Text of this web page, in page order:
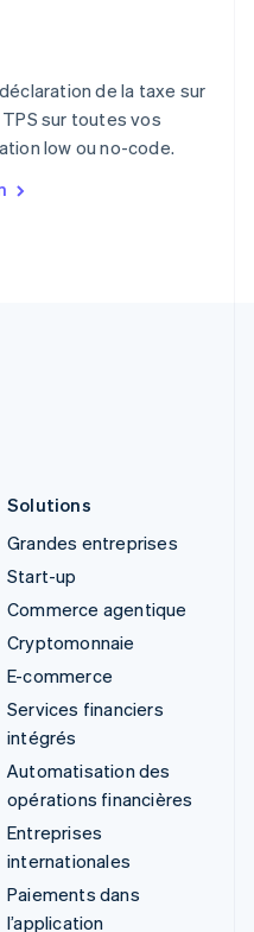
de la taxe sur
sur toutes vos
low ou no-code.
Solutions
Grandes entreprises
Start-up
Commerce agentique
Cryptomonnaie
E-commerce
Services financiers
intégrés
Automatisation des
opérations financières
Entreprises
internationales
Paiements dans
l’application